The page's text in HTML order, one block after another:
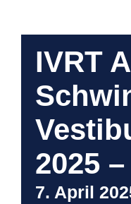
IVRT
2025
7. April